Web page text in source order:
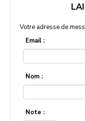
Votre adresse de
Email :
Nom :
Note :